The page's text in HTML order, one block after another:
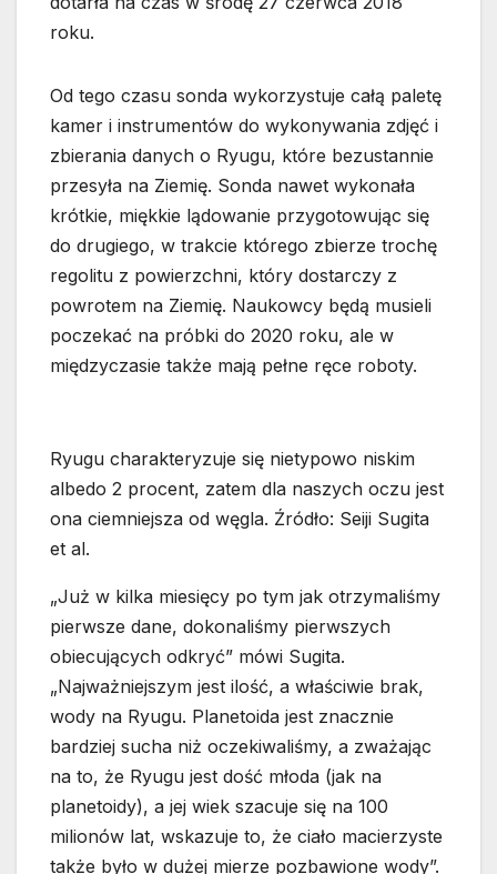
roku.
Od tego czasu sonda wykorzystuje całą paletę
kamer i instrumentów do wykonywania zdjęć i
zbierania danych o Ryugu, które bezustannie
przesyła na Ziemię. Sonda nawet wykonała
krótkie, miękkie lądowanie przygotowując się
do drugiego, w trakcie którego zbierze trochę
regolitu z powierzchni, który dostarczy z
powrotem na Ziemię. Naukowcy będą musieli
poczekać na próbki do 2020 roku, ale w
międzyczasie także mają pełne ręce roboty.
Ryugu charakteryzuje się nietypowo niskim
albedo 2 procent, zatem dla naszych oczu jest
ona ciemniejsza od węgla. Źródło: Seiji Sugita
et al.
„Już w kilka miesięcy po tym jak otrzymaliśmy
pierwsze dane, dokonaliśmy pierwszych
obiecujących odkryć” mówi Sugita.
„Najważniejszym jest ilość, a właściwie brak,
wody na Ryugu. Planetoida jest znacznie
bardziej sucha niż oczekiwaliśmy, a zważając
na to, że Ryugu jest dość młoda (jak na
planetoidy), a jej wiek szacuje się na 100
milionów lat, wskazuje to, że ciało macierzyste
także było w dużej mierze pozbawione wody”.